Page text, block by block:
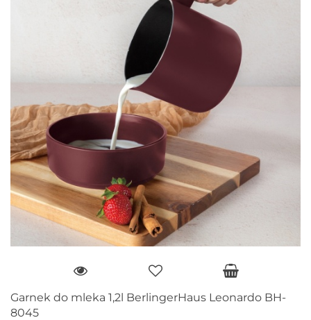
Garnek do mleka 1,2l BerlingerHaus Leonardo BH-
8045